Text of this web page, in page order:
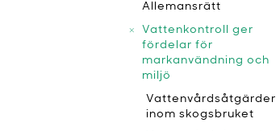
Allemansrätt
Vattenkontroll ger
fördelar för
markanvändning och
miljö
Vattenvårdsåtgärder
inom skogsbruket